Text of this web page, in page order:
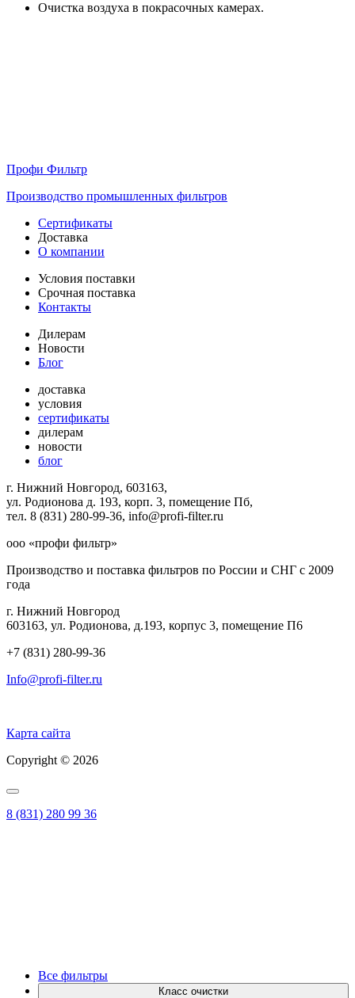
Очистка воздуха в покрасочных камерах.
Профи Фильтр
Производство промышленных фильтров
Сертификаты
Доставка
О компании
Условия поставки
Срочная поставка
Контакты
Дилерам
Новости
Блог
доставка
условия
сертификаты
дилерам
новости
блог
г. Нижний Новгород, 603163,
ул. Родионова д. 193, корп. 3, помещение Пб,
тел. 8 (831) 280-99-36, info@profi-filter.ru
ооо «профи фильтр»
Производство и поставка фильтров по России и СНГ с 2009
года
г. Нижний Новгород
603163, ул. Родионова, д.193, корпус 3, помещение П6
+7 (831) 280-99-36
Info@profi-filter.ru
Карта сайта
Copyright © 2026
8 (831) 280 99 36
Все фильтры
Класс очистки